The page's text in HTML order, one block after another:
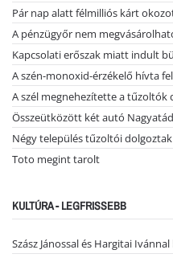
Pár nap alatt félmilliós kárt
A pénzügyőr nem
Kapcsolati erőszak miatt indult
A szén-monoxid-érzékelő hívta
A szél megnehezítette a tűzoltók
Összeütközött két autó
Négy település tűzoltói
Toto megint tarolt
KULTÚRA - LEGFRISSEBB
Szász Jánossal és Hargitai